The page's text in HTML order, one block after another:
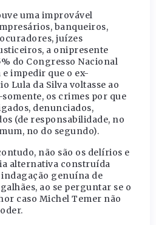
uma improvável
banqueiros,
juízes
a onipresente
do Congresso Nacional
impedir que o ex-
Lula da Silva voltasse ao
os crimes por que
denunciados,
(de responsabilidade, no
no do segundo).
não são os delírios e
alternativa construída
indagação genuína de
ao se perguntar se o
caso Michel Temer não